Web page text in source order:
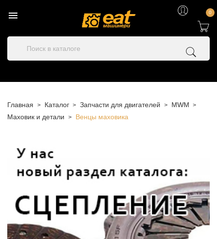
 0
Главная Каталог Запчасти для двигателей
MWM
Маховик и детали
Венцы маховика